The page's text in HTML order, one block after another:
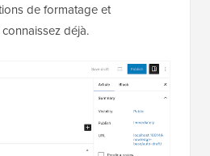
de formatage et
déjà.